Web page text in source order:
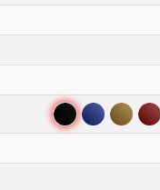
Đen Xanh Nâu Đỏ